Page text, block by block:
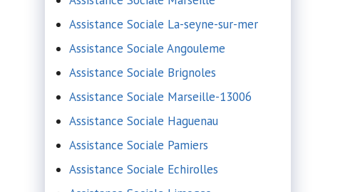
Assistance Sociale La-seyne-sur-mer
Assistance Sociale Angouleme
Assistance Sociale Brignoles
Assistance Sociale Marseille-13006
Assistance Sociale Haguenau
Assistance Sociale Pamiers
Assistance Sociale Echirolles